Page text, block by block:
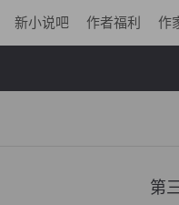
新小说吧 作者福利 作
第